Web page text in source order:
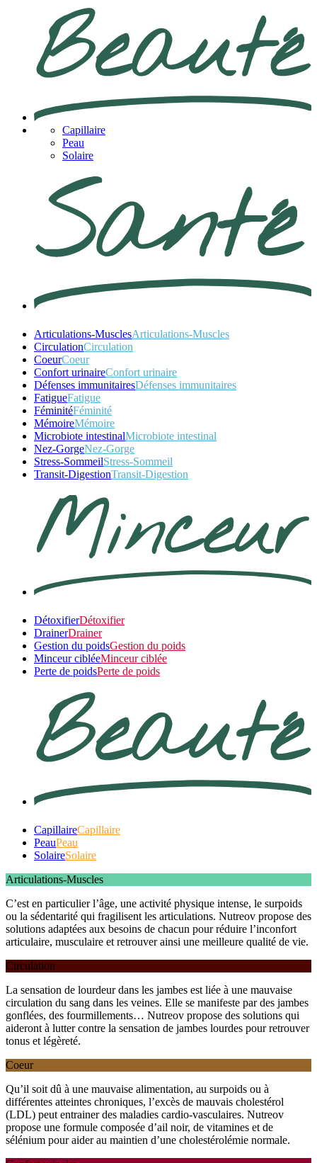
Capillaire
Peau
Solaire
Articulations-MusclesArticulations-Muscles
CirculationCirculation
CoeurCoeur
Confort urinaireConfort urinaire
Défenses immunitairesDéfenses immunitaires
FatigueFatigue
FéminitéFéminité
MémoireMémoire
Microbiote intestinalMicrobiote intestinal
Nez-GorgeNez-Gorge
Stress-SommeilStress-Sommeil
Transit-DigestionTransit-Digestion
DétoxifierDétoxifier
DrainerDrainer
Gestion du poidsGestion du poids
Minceur cibléeMinceur ciblée
Perte de poidsPerte de poids
CapillaireCapillaire
PeauPeau
SolaireSolaire
Articulations-Muscles
C’est en particulier l’âge, une activité physique intense, le surpoids
ou la sédentarité qui fragilisent les articulations. Nutreov propose des
solutions adaptées aux besoins de chacun pour réduire l’inconfort
articulaire, musculaire et retrouver ainsi une meilleure qualité de vie.
Circulation
La sensation de lourdeur dans les jambes est liée à une mauvaise
circulation du sang dans les veines. Elle se manifeste par des jambes
gonflées, des fourmillements… Nutreov propose des solutions qui
aideront à lutter contre la sensation de jambes lourdes pour retrouver
tonus et légèreté.
Coeur
Qu’il soit dû à une mauvaise alimentation, au surpoids ou à
différentes atteintes chroniques, l’excès de mauvais cholestérol
(LDL) peut entrainer des maladies cardio-vasculaires. Nutreov
propose une formule composée d’ail noir, de vitamines et de
sélénium pour aider au maintien d’une cholestérolémie normale.